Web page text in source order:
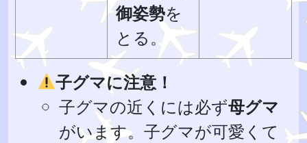
御姿勢を
とる。
子グマに注意！
子グマの近くには必ず母グマ
がいます。子グマが可愛くて